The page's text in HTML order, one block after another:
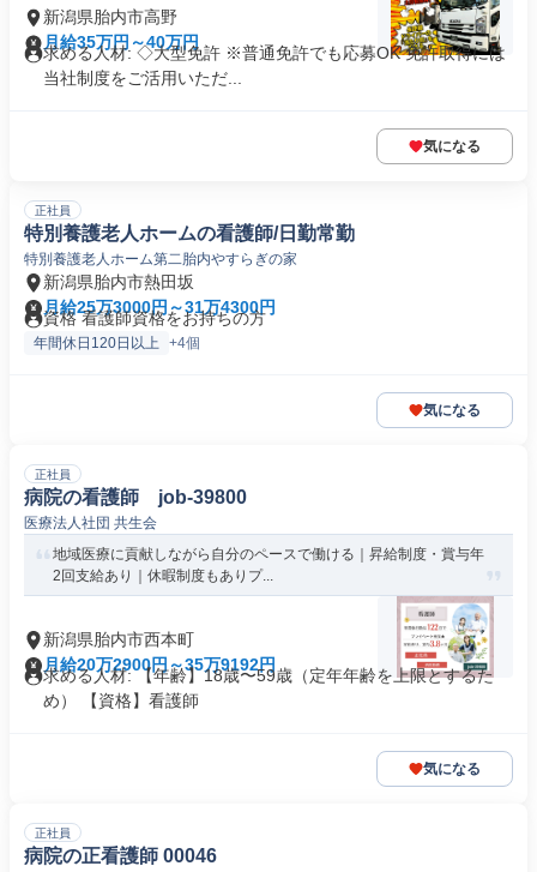
新潟県胎内市高野
月給35万円～40万円
求める人材: ◇大型免許 ※普通免許でも応募OK 免許取得には
当社制度をご活用いただ...
気になる
正社員
特別養護老人ホームの看護師/日勤常勤
特別養護老人ホーム第二胎内やすらぎの家
新潟県胎内市熱田坂
月給25万3000円～31万4300円
資格 看護師資格をお持ちの方
年間休日120日以上 +4個
気になる
正社員
病院の看護師 job-39800
医療法人社団 共生会
地域医療に貢献しながら自分のペースで働ける｜昇給制度・賞与年
2回支給あり｜休暇制度もありプ...
新潟県胎内市西本町
月給20万2900円～35万9192円
求める人材: 【年齢】18歳〜59歳（定年年齢を上限とするた
め） 【資格】看護師
気になる
正社員
病院の正看護師 00046